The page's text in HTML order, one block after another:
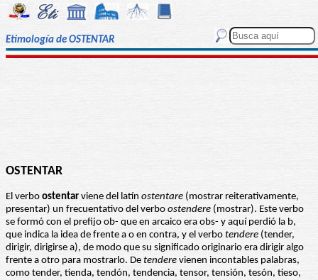
Etimología de OSTENTAR
OSTENTAR
El verbo ostentar viene del latín ostentare (mostrar reiterativamente,
presentar) un frecuentativo del verbo ostendere (mostrar). Este verbo
se formó con el prefijo ob- que en arcaico era obs- y aquí perdió la b,
que indica la idea de frente a o en contra, y el verbo tendere (tender,
dirigir, dirigirse a), de modo que su significado originario era dirigir algo
frente a otro para mostrarlo. De tendere vienen incontables palabras,
como tender, tienda, tendón, tendencia, tensor, tensión, tesón, tieso,